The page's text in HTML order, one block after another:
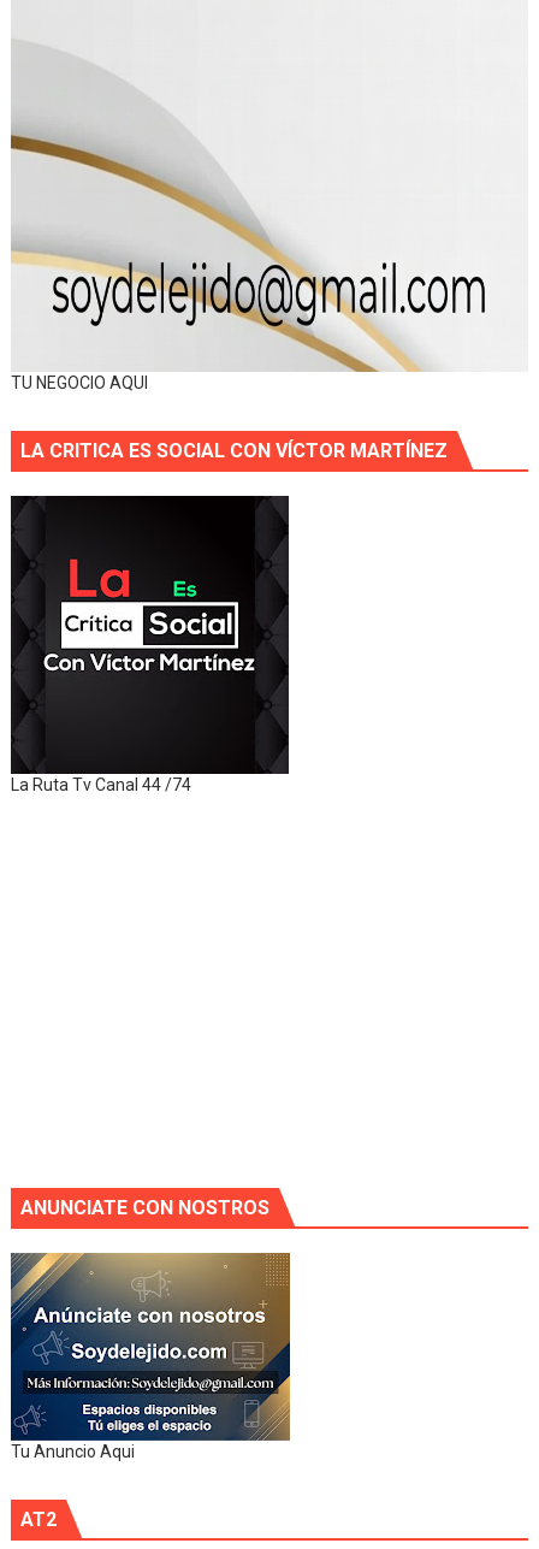
TU NEGOCIO AQUI
LA CRITICA ES SOCIAL CON VÍCTOR MARTÍNEZ
La Ruta Tv Canal 44 /74
ANUNCIATE CON NOSTROS
Tu Anuncio Aqui
AT2